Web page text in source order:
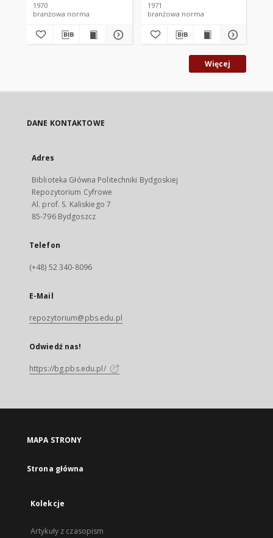
1970
branżowa norma
1971
branżowa norma
Więcej
DANE KONTAKTOWE
Adres
Biblioteka Główna Politechniki Bydgoskiej
Repozytorium Cyfrowe
Al. prof. S. Kaliskiego 7
85-796 Bydgoszcz
Telefon
(+48) 52 340-8096
E-Mail
repozytorium@pbs.edu.pl
Odwiedź nas!
https://bg.pbs.edu.pl/
MAPA STRONY
Strona główna
Kolekcje
Artykuły z czasopism